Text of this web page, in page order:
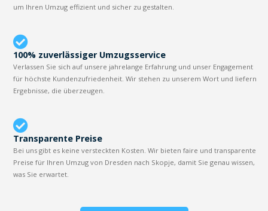
um Ihren Umzug effizient und sicher zu gestalten.
100% zuverlässiger Umzugsservice
Verlassen Sie sich auf unsere jahrelange Erfahrung und unser Engagement
für höchste Kundenzufriedenheit. Wir stehen zu unserem Wort und liefern
Ergebnisse, die überzeugen.
Transparente Preise
Bei uns gibt es keine versteckten Kosten. Wir bieten faire und transparente
Preise für Ihren Umzug von Dresden nach Skopje, damit Sie genau wissen,
was Sie erwartet.